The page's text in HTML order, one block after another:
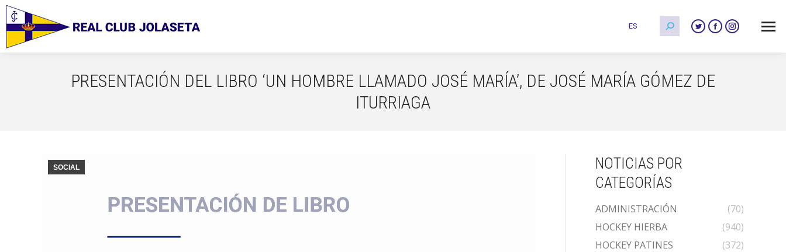
ES Buscar:
Twitter
in
new
FacebookInstagram
PRESENTACIÓN DEL LIBRO ‘UN HOMBRE LLAMADO JOSÉ MARÍA’, DE JOSÉ MARÍA GÓMEZ DE
ITURRIAGA
SOCIAL
NOTICIAS POR
CATEGORÍAS
ADMINISTRACIÓN
(70)
HOCKEY HIERBA
(940)
HOCKEY PATINES
(372)